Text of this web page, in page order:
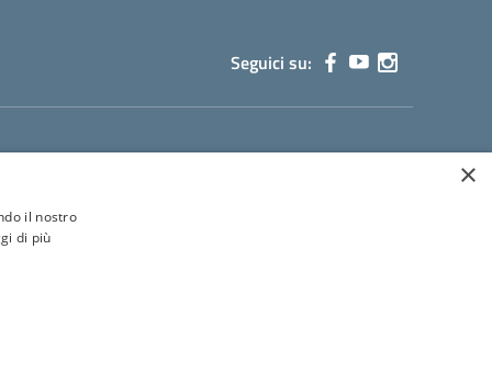
Seguici su:
×
il nostro
di più